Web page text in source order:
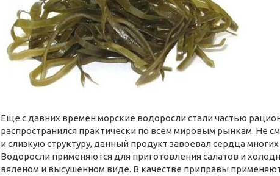
Еще с давних времен морские водоросли стали частью
распространился практически по всем мировым рынкам. Не
и слизкую структуру, данный продукт завоевал сердца
Водоросли применяются для приготовления салатов и
вяленом и высушенном виде. В качестве приправы